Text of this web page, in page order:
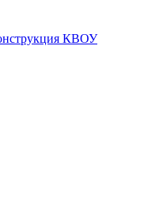
КВОУ